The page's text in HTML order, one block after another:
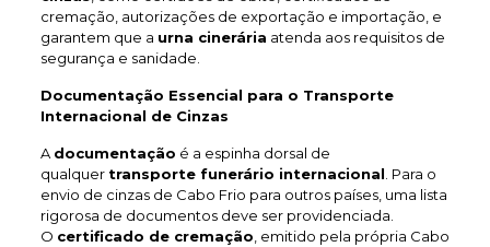
cremação, autorizações de exportação e importação, e
garantem que a urna cinerária atenda aos requisitos de
segurança e sanidade.
Documentação Essencial para o Transporte
Internacional de Cinzas
A documentação é a espinha dorsal de
qualquer transporte funerário internacional . Para o
envio de cinzas de Cabo Frio para outros países, uma lista
rigorosa de documentos deve ser providenciada.
O certificado de cremação , emitido pela própria Cabo